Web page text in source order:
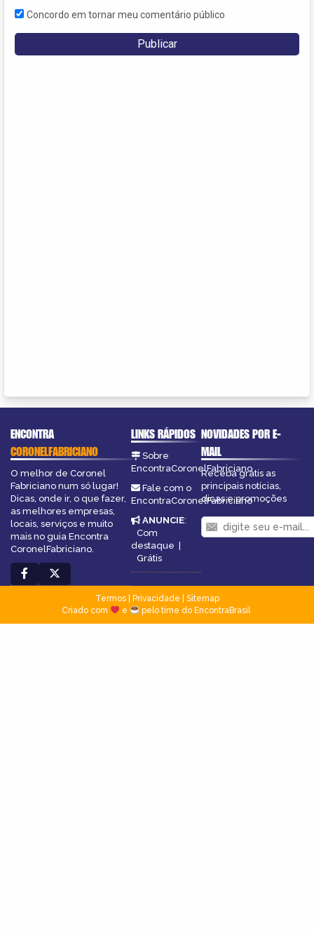
Concordo em tornar meu comentário público
ENCONTRA
CORONELFABRICIANO
O melhor de Coronel
Fabriciano num só lugar!
Dicas, onde ir, o que fazer,
as melhores empresas,
locais, serviços e muito
mais no guia Encontra
CoronelFabriciano.
LINKS RÁPIDOS
Sobre
EncontraCoronelFabriciano
Fale com o
EncontraCoronelFabriciano
ANUNCIE:
Com
destaque
Grátis
NOVIDADES POR E-
MAIL
Receba grátis as
principais notícias,
dicas e promoções
Termos| Privacidade
Sitemap
Criado com
e pelo time do EncontraBrasil